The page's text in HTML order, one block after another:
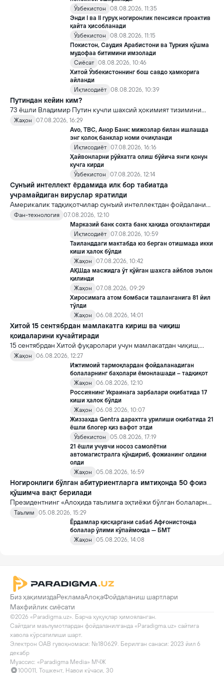
Ўзбекистон
08.08.2026, 11:35
Энди I ва II гуруҳ ногиронлик пенсияси проактив
қайта ҳисобланади
Ўзбекистон
08.08.2026, 11:15
Покистон, Саудия Арабистони ва Туркия қўшма
мудофаа битимини имзолади
Сиёсат 08.08.2026, 10:46
Хитой Ўзбекистоннинг бош савдо ҳамкорига
айланди
Иқтисодиёт 08.08.2026, 10:39
Путиндан кейин ким?
73 ёшли Владимир Путин кучли шахсий ҳокимият тизимини
яратди, аммо ундан кейин ким келиши ва ҳокимиятни
топшириш механизми ҳали ноаниқ. Таҳлилчилар фикрича, бу
Кремлда ворислик жангига олиб келиши мумкин.
Жаҳон
07.08.2026, 16:29
Avo, TBC, Анор Банк: мижозлар билан ишлашда
энг қолоқ банклар номи очиқланди
Иқтисодиёт 07.08.2026, 16:16
Ҳайвонларни рўйхатга олиш бўйича янги қонун
кучга кирди
Ўзбекистон
07.08.2026, 12:14
Сунъий интеллект ёрдамида илк бор табиатда
учрамайдиган вируслар яратилди
Америкалик тадқиқотчилар сунъий интеллектдан фойдаланиб
16 та вирус яратди. Бу кашфиёт янги ютуқларга умид уйғотиш
билан бирга, ундан нотўғри мақсадда фойдаланиш борасидаги
хавотирларни ҳам кучайтирмоқда.
Фан-технология 07.08.2026, 12:10
Марказий банк сохта банк ҳақида огоҳлантирди
Иқтисодиёт 07.08.2026, 10:59
Таиланддаги мактабда юз берган отишмада икки
киши ҳалок бўлди
Жаҳон
07.08.2026, 10:42
АҚШда масжидга ўт қўйган шахсга айблов эълон
қилинди
Жаҳон
07.08.2026, 09:29
Хиросимага атом бомбаси ташланганига 81 йил
тўлди
Жаҳон
06.08.2026, 14:01
Хитой 15 сентябрдан мамлакатга кириш ва чиқиш
қоидаларини кучайтиради
15 сентябрдан Хитой фуқаролари учун мамлакатдан чиқиш,
хорижликлар учун эса Хитойга кириш тартиби бўйича янги
қоидалар кучга киради.
Жаҳон
06.08.2026, 12:27
Ижтимоий тармоқлардан фойдаланадиган
болаларнинг баҳолари ёмонлашади – тадқиқот
Жаҳон
06.08.2026, 12:10
Россиянинг Украинага зарбалари оқибатида 17
киши ҳалок бўлди
Жаҳон
06.08.2026, 10:07
Жиззахда Gentra дарахтга урилиши оқибатида 21
ёшли блогер қиз вафот этди
Ўзбекистон
05.08.2026, 17:19
21 ёшли учувчи носоз самолётни
автомагистралга қўндириб, фожианинг олдини
олди
Жаҳон
05.08.2026, 16:59
Ногиронлиги бўлган абитуриентларга имтиҳонда 50 фоиз
қўшимча вақт берилади
Президентнинг «Алоҳида таълимга эҳтиёжи бўлган болаларни
таълим ва ижтимоий хизматлар билан қамраб олиш тизимини
такомиллаштириш бўйича қўшимча чора-тадбирлар
тўғрисида»ги қарори билан инклюзив таълим соҳасида қатор
янги механизмлар жорий этилади.
Таълим
05.08.2026, 15:29
Ёрдамлар қисқаргани сабаб Афғонистонда
болалар ўлими кўпаймоқда — БМТ
Жаҳон
05.08.2026, 14:08
Биз ҳақимиздаРекламаАлоқаФойдаланиш шартлари
Махфийлик сиёсати
©2026 «Paradigma.uz». Барча ҳуқуқлар ҳимояланган.
Сайтдаги маълумотлардан фойдаланилганда «Paradigma.uz» сайтига
хавола кўрсатилиши шарт.
Электрон ОАВ гувоҳномаси: №180629. Берилган санаси: 2023 йил 6
декабр
Муассис: «Paradigma Media» МЧЖ
100011, Тошкент, Навои кўчаси, 30